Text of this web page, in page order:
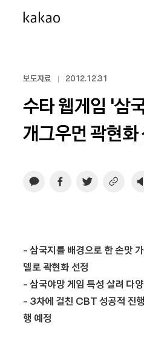
보도자료 2012.12.31
수타 웹게임 ‘삼
개그우먼 곽현화
- 삼국지를 배경으로 한 손맛
델로 곽현화 선정
- 삼국야망 게임 특성 살려 다
- 3차에 걸친 CBT 성공적 진
행 예정